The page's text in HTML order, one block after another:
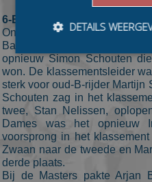
6-Banentoernooi
Ondertussen werd in
Banentoernooi verreden.
opnieuw Simon Schouten
won. De klassementsleider
sterk voor oud-B-rijder Martijn
Schouten zag in het
twee, Stan Nelissen,
Dames was het opnieuw
voorsprong in het
Zwaan naar de tweede en
derde plaats.
Bij de Masters pakte Arjan
DETAILS
Bezoekersgegevens
Prestatiecookies worden
bezoekers de website
cookies. Deze cookies
een bepaalde bezoeker